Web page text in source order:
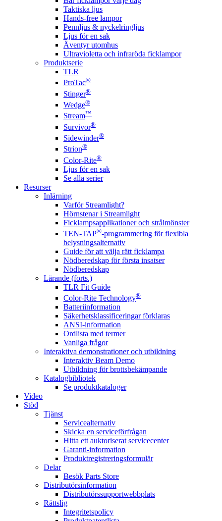
Taktiska ljus
Hands-free lampor
Pennljus & nyckelringljus
Ljus för en sak
Äventyr utomhus
Ultravioletta och infraröda ficklampor
Produktserie
TLR
ProTac®
Stinger®
Wedge®
Stream™
Survivor®
Sidewinder®
Strion®
Color-Rite®
Ljus för en sak
Se alla serier
Resurser
Inlärning
Varför Streamlight?
Hörnstenar i Streamlight
Ficklampsapplikationer och strålmönster
TEN-TAP®-programmering för flexibla
belysningsalternativ
Guide för att välja rätt ficklampa
Nödberedskap för första insatser
Nödberedskap
Lärande (forts.)
TLR Fit Guide
Color-Rite Technology®
Batteriinformation
Säkerhetsklassificeringar förklaras
ANSI-information
Ordlista med termer
Vanliga frågor
Interaktiva demonstrationer och utbildning
Interaktiv Beam Demo
Utbildning för brottsbekämpande
Katalogbibliotek
Se produktkataloger
Video
Stöd
Tjänst
Servicealternativ
Skicka en serviceförfrågan
Hitta ett auktoriserat servicecenter
Garanti-information
Produktregistreringsformulär
Delar
Besök Parts Store
Distributörsinformation
Distributörssupportwebbplats
Rättslig
Integritetspolicy